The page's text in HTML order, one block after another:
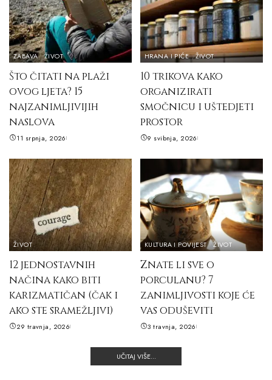
ZABAVA ŽIVOT
Što čitati na plaži
ovog ljeta? 15
najzanimljivijih
naslova
11 srpnja, 2026
HRANA I PIĆE ŽIVOT
10 trikova kako
organizirati
smočnicu i uštedjeti
prostor
9 svibnja, 2026
ŽIVOT
12 jednostavnih
načina kako biti
karizmatičan (čak i
ako ste sramežljivi)
29 travnja, 2026
KULTURA I POVIJEST ŽIVOT
Znate li sve o
porculanu? 7
zanimljivosti koje će
vas oduševiti
3 travnja, 2026
UČITAJ VIŠE...